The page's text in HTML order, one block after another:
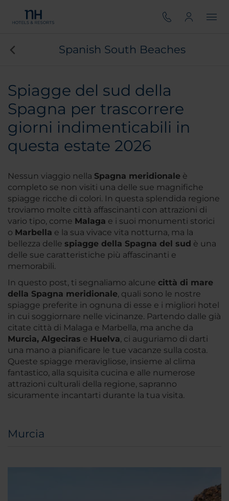
Spanish South Beaches
Spiagge del sud della
Spagna per trascorrere
giorni indimenticabili in
questa estate 2026
Nessun viaggio nella Spagna meridionale è
completo se non visiti una delle sue magnifiche
spiagge ricche di colori. In questa splendida regione
troviamo molte città affascinanti con attrazioni di
vario tipo, come Malaga e i suoi monumenti storici
o Marbella e la sua vivace vita notturna, ma la
bellezza delle spiagge della Spagna del sud è una
delle sue caratteristiche più affascinanti e
memorabili.
In questo post, ti segnaliamo alcune città di mare
della Spagna meridionale, quali sono le nostre
spiagge preferite in ognuna di esse e i migliori hotel
in cui soggiornare nelle vicinanze. Partendo dalle già
citate città di Malaga e Marbella, ma anche da
Murcia, Algeciras e Huelva, ci auguriamo di darti
una mano a pianificare le tue vacanze sulla costa.
Queste spiagge meravigliose, insieme al clima
fantastico, alla squisita cucina e alle numerose
attrazioni culturali della regione, sapranno
sicuramente incantarti durante la tua visita.
Murcia